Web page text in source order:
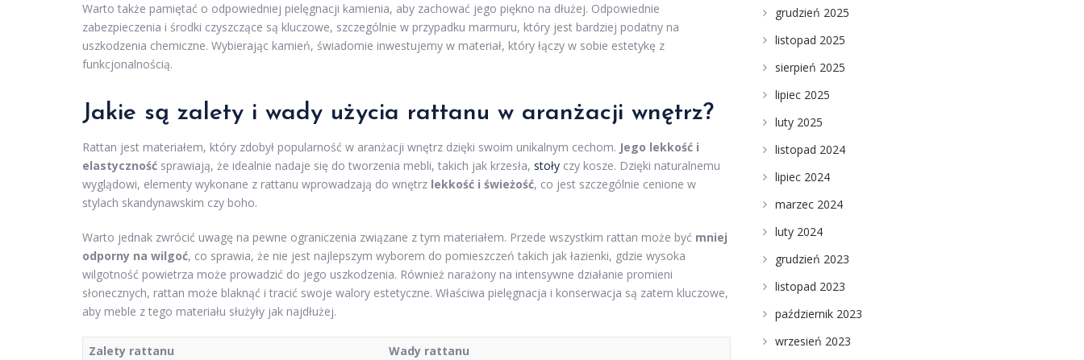
Warto także pamiętać o odpowiedniej pielęgnacji kamienia, aby zachować jego piękno na dłużej. Odpowiednie
zabezpieczenia i środki czyszczące są kluczowe, szczególnie w przypadku marmuru, który jest bardziej podatny na
uszkodzenia chemiczne. Wybierając kamień, świadomie inwestujemy w materiał, który łączy w sobie estetykę z
funkcjonalnością.
Jakie są zalety i wady użycia rattanu w aranżacji wnętrz?
Rattan jest materiałem, który zdobył popularność w aranżacji wnętrz dzięki swoim unikalnym cechom. Jego lekkość i
elastyczność sprawiają, że idealnie nadaje się do tworzenia mebli, takich jak krzesła, stoły czy kosze. Dzięki naturalnemu
wyglądowi, elementy wykonane z rattanu wprowadzają do wnętrz lekkość i świeżość, co jest szczególnie cenione w
stylach skandynawskim czy boho.
Warto jednak zwrócić uwagę na pewne ograniczenia związane z tym materiałem. Przede wszystkim rattan może być mniej
odporny na wilgoć, co sprawia, że nie jest najlepszym wyborem do pomieszczeń takich jak łazienki, gdzie wysoka
wilgotność powietrza może prowadzić do jego uszkodzenia. Również narażony na intensywne działanie promieni
słonecznych, rattan może blaknąć i tracić swoje walory estetyczne. Właściwa pielęgnacja i konserwacja są zatem kluczowe,
aby meble z tego materiału służyły jak najdłużej.
Zalety rattanu
Wady rattanu
grudzień 2025
listopad 2025
sierpień 2025
lipiec 2025
luty 2025
listopad 2024
lipiec 2024
marzec 2024
luty 2024
grudzień 2023
listopad 2023
październik 2023
wrzesień 2023